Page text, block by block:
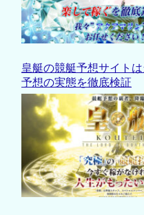
皇艇の競艇予想サイト
予想の実態を徹底検証